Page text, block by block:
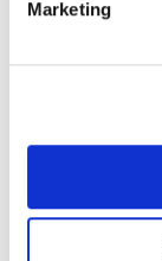
Marketing